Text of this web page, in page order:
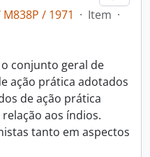
M838P / 1971 · Item ·
conjunto geral de
ação prática adotados
de ação prática
aos índios.
tanto em aspectos